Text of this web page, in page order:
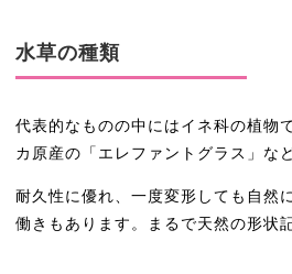
水草の種類
代表的なものの中にはイネ科の植物
カ原産の「エレファントグラス」な
耐久性に優れ、一度変形しても自然
働きもあります。まるで天然の形状